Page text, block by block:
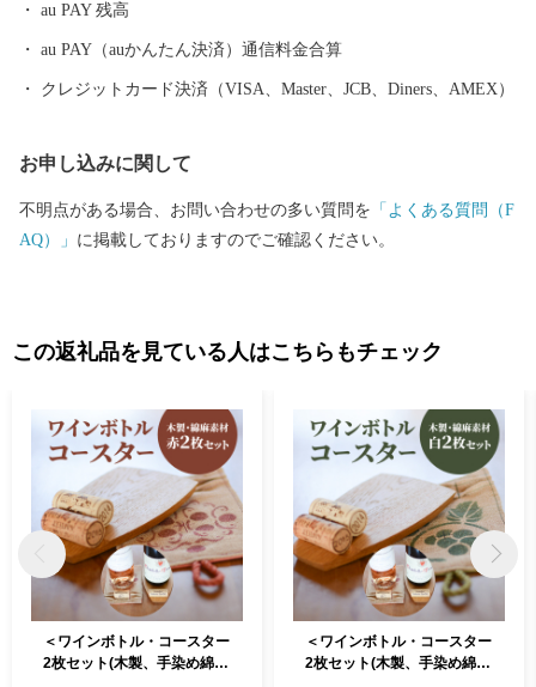
をご用意しておりますので、この機会に豊橋市へお越しくださ
い！
au PAY 残高
au PAY（auかんたん決済）通信料金合算
クレジットカード決済（VISA、Master、JCB、Diners、AMEX）
お申し込みに関して
不明点がある場合、お問い合わせの多い質問を 「よくある質問（F
AQ）」 に掲載しておりますのでご確認ください。
この返礼品を見ている人はこちらもチェック
＜ワインボトル・コースター
2枚セット(木製、手染め綿麻
＜ワインボトル・コースター
2枚セット(木製、手染め綿麻